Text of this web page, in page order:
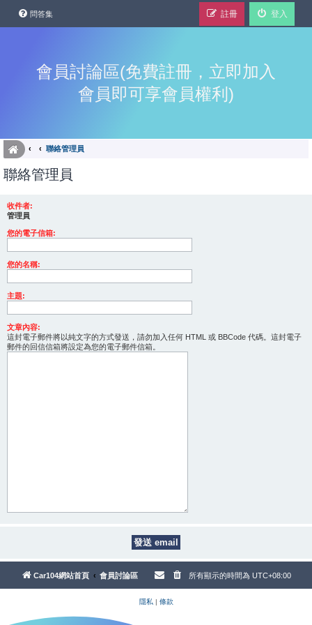
問答集 登入
註冊
會員討論區(免費註冊，立即加入
會員即可享會員權利)
聯絡管理員
聯絡管理員
收件者:
管理員
您的電子信箱:
您的名稱:
主題:
文章內容:
這封電子郵件將以純文字的方式發送，請勿加入任何 HTML 或 BBCode 代碼。這封電子
郵件的回信信箱將設定為您的電子郵件信箱。
Car104網站首頁 會員討論區 所有顯示的時間為 UTC+08:00
隱私 | 條款